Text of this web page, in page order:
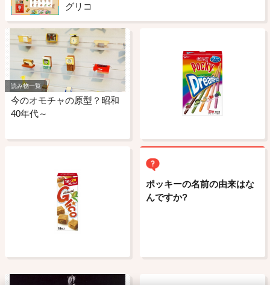
グリコ
読み物一覧
今のオモチャの原型？昭和
40年代～
ポッキーの名前の由来はな
んですか?